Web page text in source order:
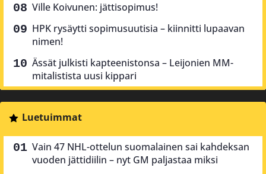
Ville Koivunen: jättisopimus!
HPK rysäytti sopimusuutisia – kiinnitti lupaavan
nimen!
Ässät julkisti kapteenistonsa – Leijonien MM-
mitalistista uusi kippari
Luetuimmat
Vain 47 NHL-ottelun suomalainen sai kahdeksan
vuoden jättidiilin – nyt GM paljastaa miksi